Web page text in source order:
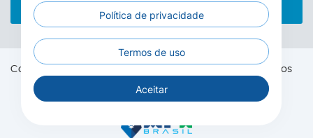
ACESSAR
Copyright® 2026. Câmara Municipal de Carlinda. Todos os
direitos reservados.
Política de privacidade
Termos de uso
Aceitar